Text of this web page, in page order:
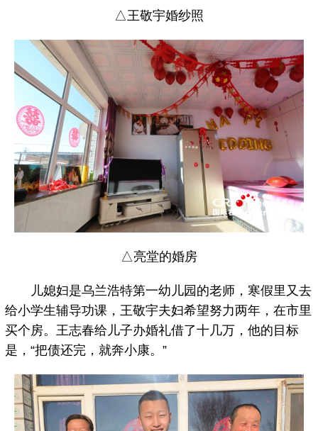
△王敬宇婚纱照
△亮堂的婚房
儿媳妇是乌兰浩特第一幼儿园的老师，寒假里又去
给小学生辅导功课，王敬宇夫妇希望努力两年，在市里
买个房。王志春给儿子办婚礼借了十几万，他的目标
是，“把债还完，就奔小康。”